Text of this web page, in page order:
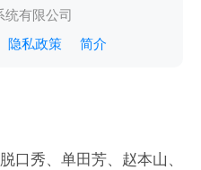
有限公司
隐私政策 简介
口秀、单田芳、赵本山、